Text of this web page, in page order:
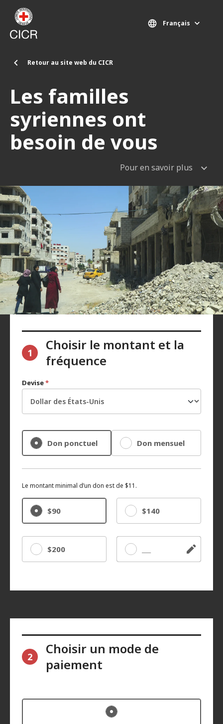
Aller au contenu principal
Retour au site web du CICR
Français
Les familles
syriennes ont
besoin de vous
Pour en savoir plus
1
Choisir le montant et la
fréquence
Devise*
Don ponctuel Don mensuel
Le montant minimal d’un don est de $11.
$90 $140
$200 Autre
2
Choisir un mode de
paiement